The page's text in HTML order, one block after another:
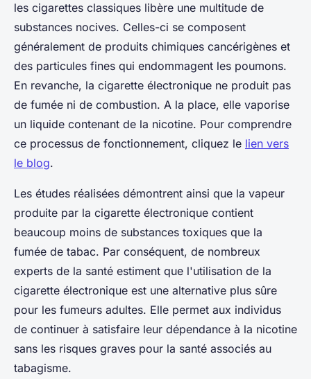
les cigarettes classiques libère une multitude de
substances nocives. Celles-ci se composent
généralement de produits chimiques cancérigènes et
des particules fines qui endommagent les poumons.
En revanche, la cigarette électronique ne produit pas
de fumée ni de combustion. A la place, elle vaporise
un liquide contenant de la nicotine. Pour comprendre
ce processus de fonctionnement, cliquez le lien vers
le blog.
Les études réalisées démontrent ainsi que la vapeur
produite par la cigarette électronique contient
beaucoup moins de substances toxiques que la
fumée de tabac. Par conséquent, de nombreux
experts de la santé estiment que l'utilisation de la
cigarette électronique est une alternative plus sûre
pour les fumeurs adultes. Elle permet aux individus
de continuer à satisfaire leur dépendance à la nicotine
sans les risques graves pour la santé associés au
tabagisme.